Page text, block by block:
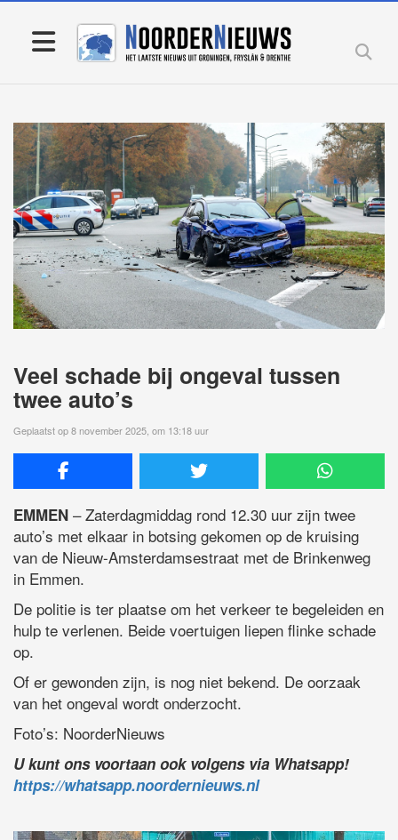
Veel schade bij ongeval tussen
twee auto’s
Geplaatst op 8 november 2025, om 13:18 uur
EMMEN – Zaterdagmiddag rond 12.30 uur zijn twee
auto’s met elkaar in botsing gekomen op de kruising
van de Nieuw-Amsterdamsestraat met de Brinkenweg
in Emmen.
De politie is ter plaatse om het verkeer te begeleiden en
hulp te verlenen. Beide voertuigen liepen flinke schade
op.
Of er gewonden zijn, is nog niet bekend. De oorzaak
van het ongeval wordt onderzocht.
Foto’s: NoorderNieuws
U kunt ons voortaan ook volgens via Whatsapp!
https://whatsapp.noordernieuws.nl